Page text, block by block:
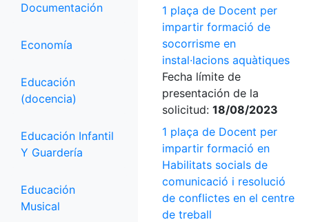
Documentación
Economía
Educación
(docencia)
Educación Infantil
Y Guardería
Educación
Musical
1 plaça de Docent per
impartir formació de
socorrisme en
instal·lacions aquàtiques
Fecha límite de
presentación de la
solicitud: 18/08/2023
1 plaça de Docent per
impartir formació en
Habilitats socials de
comunicació i resolució
de conflictes en el centre
de treball